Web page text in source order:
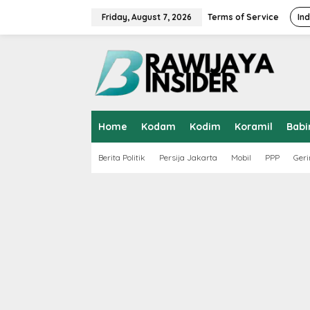
Friday, August 7, 2026 Terms of Service
Home Kodam Kodim Koramil
Berita Politik Persija Jakarta Mobil PPP